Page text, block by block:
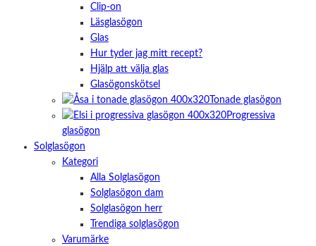
Clip-on
Läsglasögon
Glas
Hur tyder jag mitt recept?
Hjälp att välja glas
Glasögonskötsel
Tonade glasögon
Progressiva
glasögon
Solglasögon
Kategori
Alla Solglasögon
Solglasögon dam
Solglasögon herr
Trendiga solglasögon
Varumärke